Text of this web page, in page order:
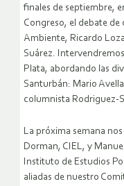
finales de septiembre,
Congreso, el debate
Ambiente, Ricardo
Suárez.
Plata, abordando las
Santurbán: Mario
columnista Rodriguez-
La próxima semana
Dorman, CIEL, y
Instituto de Estudios
aliadas de nuestro